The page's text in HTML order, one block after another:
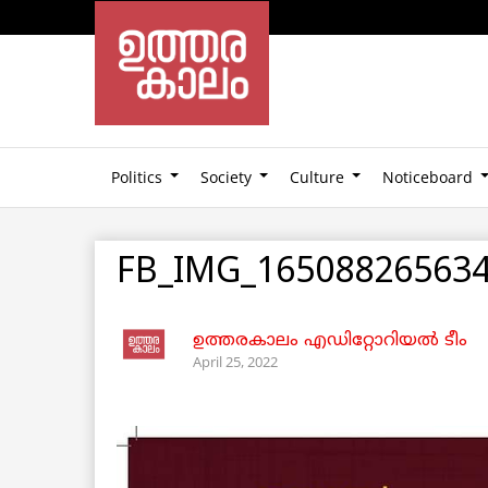
Politics Society Culture Noticeboard
ഉത്തരകാലം എഡിറ്റോറിയല്‍ ടീം
April 25, 2022